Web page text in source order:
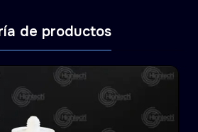
de productos